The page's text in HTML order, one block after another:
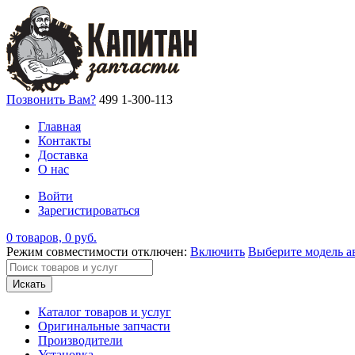
Позвонить Вам? 499 1-300-113
Главная
Контакты
Доставка
О нас
Войти
Зарегистироваться
0 товаров, 0 руб.
Режим совместимости отключен: Включить Выберите модель
Искать
Каталог товаров и услуг
Оригинальные запчасти
Производители